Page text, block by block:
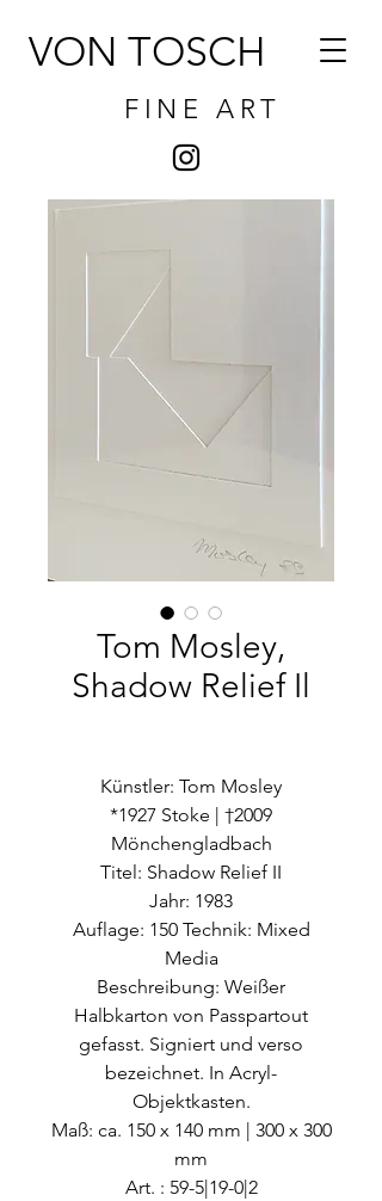
VON TOSCH
FINE ART
Tom Mosley,
Shadow Relief Il
Künstler: Tom Mosley
*1927 Stoke | †2009
Mönchengladbach
Titel: Shadow Relief II
Jahr: 1983
Auflage: 150 Technik: Mixed
Media
Beschreibung: Weißer
Halbkarton von Passpartout
gefasst. Signiert und verso
bezeichnet. In Acryl-
Objektkasten.
Maß: ca. 150 x 140 mm | 300 x 300
mm
Art. : 59-5|19-0|2